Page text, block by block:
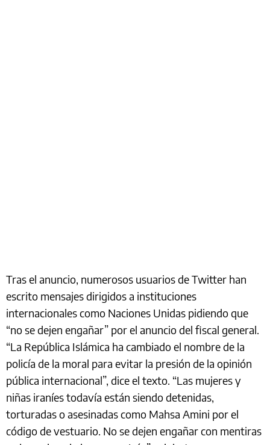
Tras el anuncio, numerosos usuarios de Twitter han
escrito mensajes dirigidos a instituciones
internacionales como Naciones Unidas pidiendo que
“no se dejen engañar” por el anuncio del fiscal general.
“La República Islámica ha cambiado el nombre de la
policía de la moral para evitar la presión de la opinión
pública internacional”, dice el texto. “Las mujeres y
niñas iraníes todavía están siendo detenidas,
torturadas o asesinadas como Mahsa Amini por el
código de vestuario. No se dejen engañar con mentiras